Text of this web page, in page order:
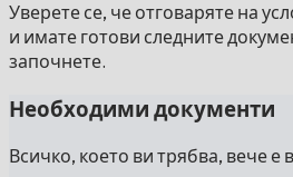
Уверете се, че отговаряте на
и имате готови следните
започнете.
Необходими документи
Всичко, което ви трябва, вече